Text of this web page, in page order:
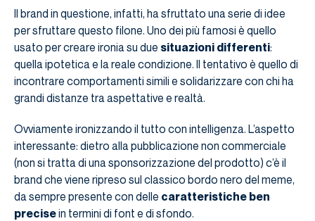
Il brand in questione, infatti, ha sfruttato una serie di idee
per sfruttare questo filone. Uno dei più famosi è quello
usato per creare ironia su due situazioni differenti:
quella ipotetica e la reale condizione. Il tentativo è quello di
incontrare comportamenti simili e solidarizzare con chi ha
grandi distanze tra aspettative e realtà.
Ovviamente ironizzando il tutto con intelligenza. L’aspetto
interessante: dietro alla pubblicazione non commerciale
(non si tratta di una sponsorizzazione del prodotto) c’è il
brand che viene ripreso sul classico bordo nero del meme,
da sempre presente con delle caratteristiche ben
precisein termini di font e di sfondo.